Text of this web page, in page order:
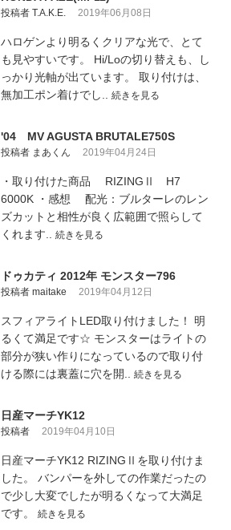
投稿者 T.A.K.E. 2019年06月08日
ハロゲンより明るくクリアな光で、とて
も見やすいです。 Hi/Loの切り替えも、し
っかり光軸が出ています。 取り付けは、
無加工ポン着けでし.. 続きを見る
'04 MV AGUSTA BRUTALE750S
投稿者 まあくん 2019年04月24日
・取り付けた商品 RIZINGⅡ H7
6000K ・感想 配光：ブルターレのレン
ズカットと相性が良く広範囲で照らして
くれます.. 続きを見る
ドゥカティ 2012年 モンスター796
投稿者 maitake 2019年04月12日
スフィアライトLED取り付けました！ 明
るくて満足です☆ モンスターはライトの
部分が狭い作りになっているので取り付
ける際には裏蓋に穴を開.. 続きを見る
日産マーチYK12
投稿者 2019年04月10日
日産マーチYK12 RIZINGⅡを取り付けま
した。 バンパーを外しての作業だったの
で少し大変でしたが明るくなって大満足
です。 続きを見る